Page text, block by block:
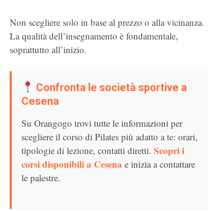
Non scegliere solo in base al prezzo o alla vicinanza.
La qualità dell’insegnamento è fondamentale,
soprattutto all’inizio.
Confronta le società sportive a
Cesena
Su Orangogo trovi tutte le informazioni per
scegliere il corso di Pilates più adatto a te: orari,
tipologie di lezione, contatti diretti. Scopri i
corsi disponibili a Cesena e inizia a contattare
le palestre.